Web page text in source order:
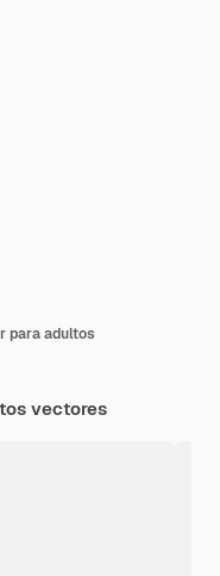
para adultos
vectores